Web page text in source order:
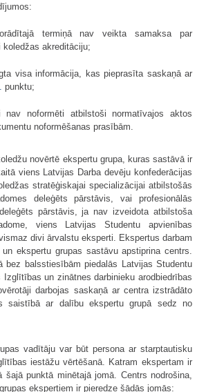
termiņā nav veikta samaksa par
akreditāciju;
visa informācija, kas pieprasīta saskaņā ar
punktu;
nav noformēti atbilstoši normatīvajos aktos
noformēšanas prasībām.
novērtē ekspertu grupa, kuras sastāvā ir
viens Latvijas Darba devēju konfederācijas
stratēģiskajai specializācijai atbilstošās
deleģēts pārstāvis, vai profesionālās
pārstāvis, ja nav izveidota atbilstoša
viens Latvijas Studentu apvienības
divi ārvalstu eksperti. Ekspertus darbam
ekspertu grupas sastāvu apstiprina centrs.
bez balsstiesībām piedalās Latvijas Studentu
un zinātnes darbinieku arodbiedrības
darbojas saskaņā ar centra izstrādāto
saistībā ar dalību ekspertu grupā sedz no
vadītāju var būt persona ar starptautisku
iestāžu vērtēšanā. Katram ekspertam ir
šajā punktā minētajā jomā. Centrs nodrošina,
ekspertiem ir pieredze šādās jomās: